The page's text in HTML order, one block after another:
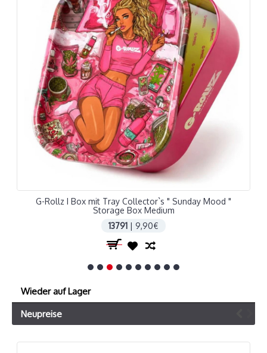
G-Rollz I Box mit Tray Collector`s " Sunday Mood "
Storage Box Medium
13791 | 9,90€
Wieder auf Lager
Neupreise